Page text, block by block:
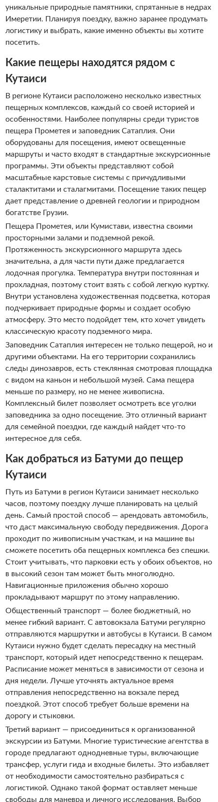
уникальные природные памятники, спрятанные в недрах
Имеретии. Планируя поездку, важно заранее продумать
логистику и выбрать, какие именно объекты вы хотите
посетить.
Какие пещеры находятся рядом с
Кутаиси
В регионе Кутаиси расположено несколько известных
пещерных комплексов, каждый со своей историей и
особенностями. Наиболее популярны среди туристов
пещера Прометея и заповедник Сатаплия. Они
оборудованы для посещения, имеют освещенные
маршруты и часто входят в стандартные экскурсионные
программы. Эти объекты представляют собой
масштабные карстовые системы с причудливыми
сталактитами и сталагмитами. Посещение таких пещер
дает представление о древней геологии и природном
богатстве Грузии.
Пещера Прометея, или Кумистави, известна своими
просторными залами и подземной рекой.
Протяженность экскурсионного маршрута здесь
значительна, а для части пути даже предлагается
лодочная прогулка. Температура внутри постоянная и
прохладная, поэтому стоит взять с собой легкую куртку.
Внутри установлена художественная подсветка, которая
подчеркивает природные формы и создает особую
атмосферу. Это место подойдет тем, кто хочет увидеть
классическую красоту подземного мира.
Заповедник Сатаплия интересен не только пещерой, но и
другими объектами. На его территории сохранились
следы динозавров, есть стеклянная смотровая площадка
с видом на каньон и небольшой музей. Сама пещера
меньше по размеру, но не менее живописна.
Комплексный билет позволяет осмотреть все уголки
заповедника за одно посещение. Это отличный вариант
для семейной поездки, где каждый найдет что-то
интересное для себя.
Как добраться из Батуми до пещер
Кутаиси
Путь из Батуми в регион Кутаиси занимает несколько
часов, поэтому поездку лучше планировать на целый
день. Самый простой способ — арендовать автомобиль,
что даст максимальную свободу передвижения. Дорога
проходит по живописным участкам, и на машине вы
сможете посетить оба пещерных комплекса без спешки.
Стоит учитывать, что парковки есть у обоих объектов, но
в высокий сезон там может быть многолюдно.
Навигационные приложения обычно хорошо
прокладывают маршрут по этому направлению.
Общественный транспорт — более бюджетный, но
менее гибкий вариант. С автовокзала Батуми регулярно
отправляются маршрутки и автобусы в Кутаиси. В самом
Кутаиси нужно будет сделать пересадку на местный
транспорт, который идет непосредственно к пещерам.
Расписание может меняться в зависимости от сезона и
дня недели. Лучше уточнять актуальное время
отправления непосредственно на вокзале перед
поездкой. Этот способ требует больше времени на
дорогу и стыковки.
Третий вариант — присоединиться к организованной
экскурсии из Батуми. Многие туристические агентства в
городе предлагают однодневные туры, включающие
трансфер, услуги гида и входные билеты. Это избавляет
от необходимости самостоятельно разбираться с
логистикой. Однако такой формат оставляет меньше
свободы для маневра и личного исследования. Выбор